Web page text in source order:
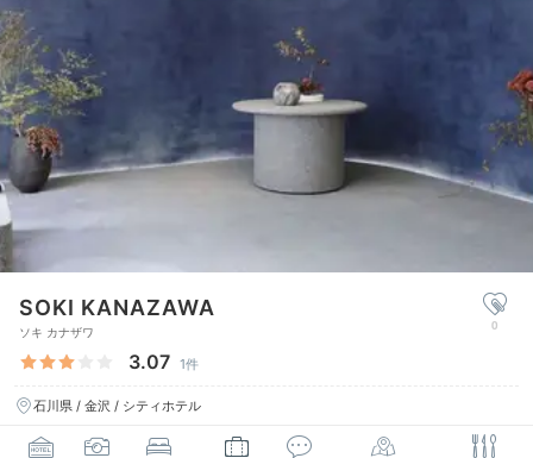
SOKI KANAZAWA
ソキ カナザワ
3.07 1件
石川県 / 金沢 / シティホテル
0